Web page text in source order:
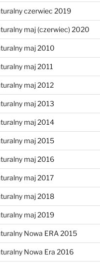
czerwiec 2019
maj (czerwiec) 2020
maj 2010
maj 2011
maj 2012
maj 2013
maj 2014
maj 2015
maj 2016
maj 2017
maj 2018
maj 2019
Nowa ERA 2015
Nowa Era 2016